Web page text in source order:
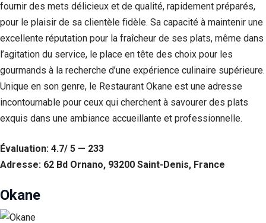
fournir des mets délicieux et de qualité, rapidement préparés,
pour le plaisir de sa clientèle fidèle. Sa capacité à maintenir une
excellente réputation pour la fraîcheur de ses plats, même dans
l’agitation du service, le place en tête des choix pour les
gourmands à la recherche d’une expérience culinaire supérieure.
Unique en son genre, le Restaurant Okane est une adresse
incontournable pour ceux qui cherchent à savourer des plats
exquis dans une ambiance accueillante et professionnelle.
Évaluation: 4.7/ 5 — 233
Adresse: 62 Bd Ornano, 93200 Saint-Denis, France
Okane
En partageant
votre intérêt et
votre
comportement
lorsque vous
visitez notre
augmentez les
chances de
offres
personnalisés.